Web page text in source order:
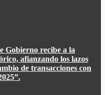
Gobierno recibe a la
afianzando los lazos
de transacciones con